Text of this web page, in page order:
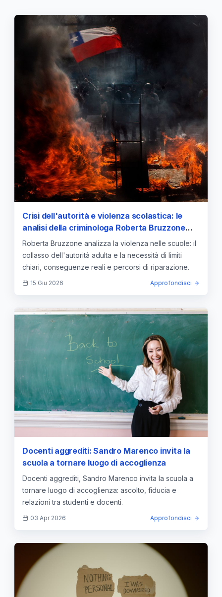
Crisi dell'autorità e violenza scolastica: le
analisi della criminologa Roberta Bruzzone
sulla necessità di limiti chiari
Roberta Bruzzone analizza la violenza nelle scuole: il
collasso dell'autorità adulta e la necessità di limiti
chiari, conseguenze reali e percorsi di riparazione.
15 Giu 2026 Approfondisci
Docenti aggrediti: Sandro Marenco invita la
scuola a tornare luogo di accoglienza
Docenti aggrediti, Sandro Marenco invita la scuola a
tornare luogo di accoglienza: ascolto, fiducia e
relazioni tra studenti e docenti.
03 Apr 2026 Approfondisci